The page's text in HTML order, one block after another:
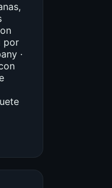
por
·